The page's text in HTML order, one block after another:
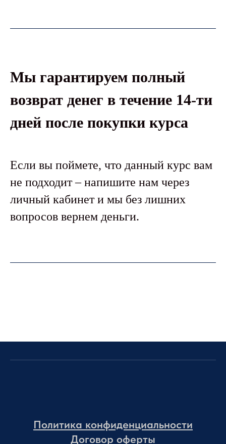
Мы гарантируем полный
возврат денег в течение 14-ти
дней после покупки курса
Если вы поймете, что данный курс вам
не подходит – напишите нам через
личный кабинет и мы без лишних
вопросов вернем деньги.
Политика конфиденциальности
Договор оферты